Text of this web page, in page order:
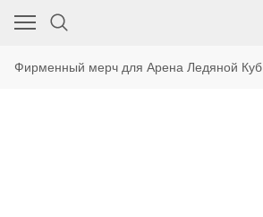
Фирменный мерч для Арена Ледяной Куб